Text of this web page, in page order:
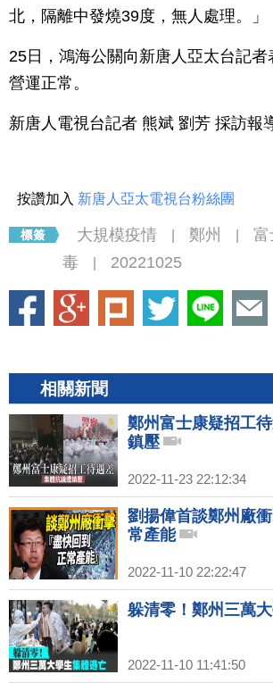
北，隔離中發燒39度，無人處理。」
25日，鴻海公關向新唐人亞太台記者
營運正常。
新唐人電視台記者 熊斌 劉芳 採訪報
按讚加入 新唐人亞太電視台粉絲團
大規模疫情 鄭州 富
毒
20221025
相關新聞
鄭州富士康疑招工
鎮壓
2022-11-23 22:12:34
劉揚偉首談鄭州廠
常產能
2022-11-10 22:22:47
躲清零！鄭州三萬
2022-11-10 11:41:50